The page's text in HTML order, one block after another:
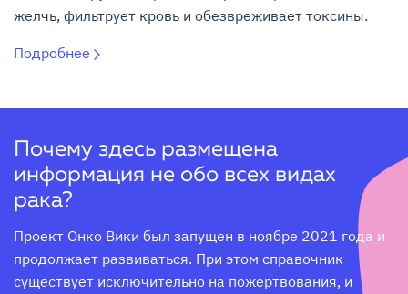
желчь, фильтрует кровь и обезвреживает токсины.
Подробнее
Почему здесь размещена
информация не обо всех видах
рака?
Проект Онко Вики был запущен в ноябре 2021 года и
продолжает развиваться. При этом справочник
существует исключительно на пожертвования, и